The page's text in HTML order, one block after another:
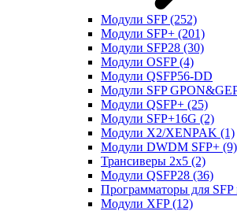
Модули SFP(252)
Модули SFP+ (201)
Модули SFP28 (30)
Модули OSFP(4)
Модули QSFP56-DD
Модули SFP
Модули QSFP+ (25)
Модули SFP+16G (2)
Модули X2/XENPAK (1)
Модули DWDM SFP+ (9)
Трансиверы 2x5 (2)
Модули QSFP28 (36)
Программаторы для SFP
Модули XFP(12)